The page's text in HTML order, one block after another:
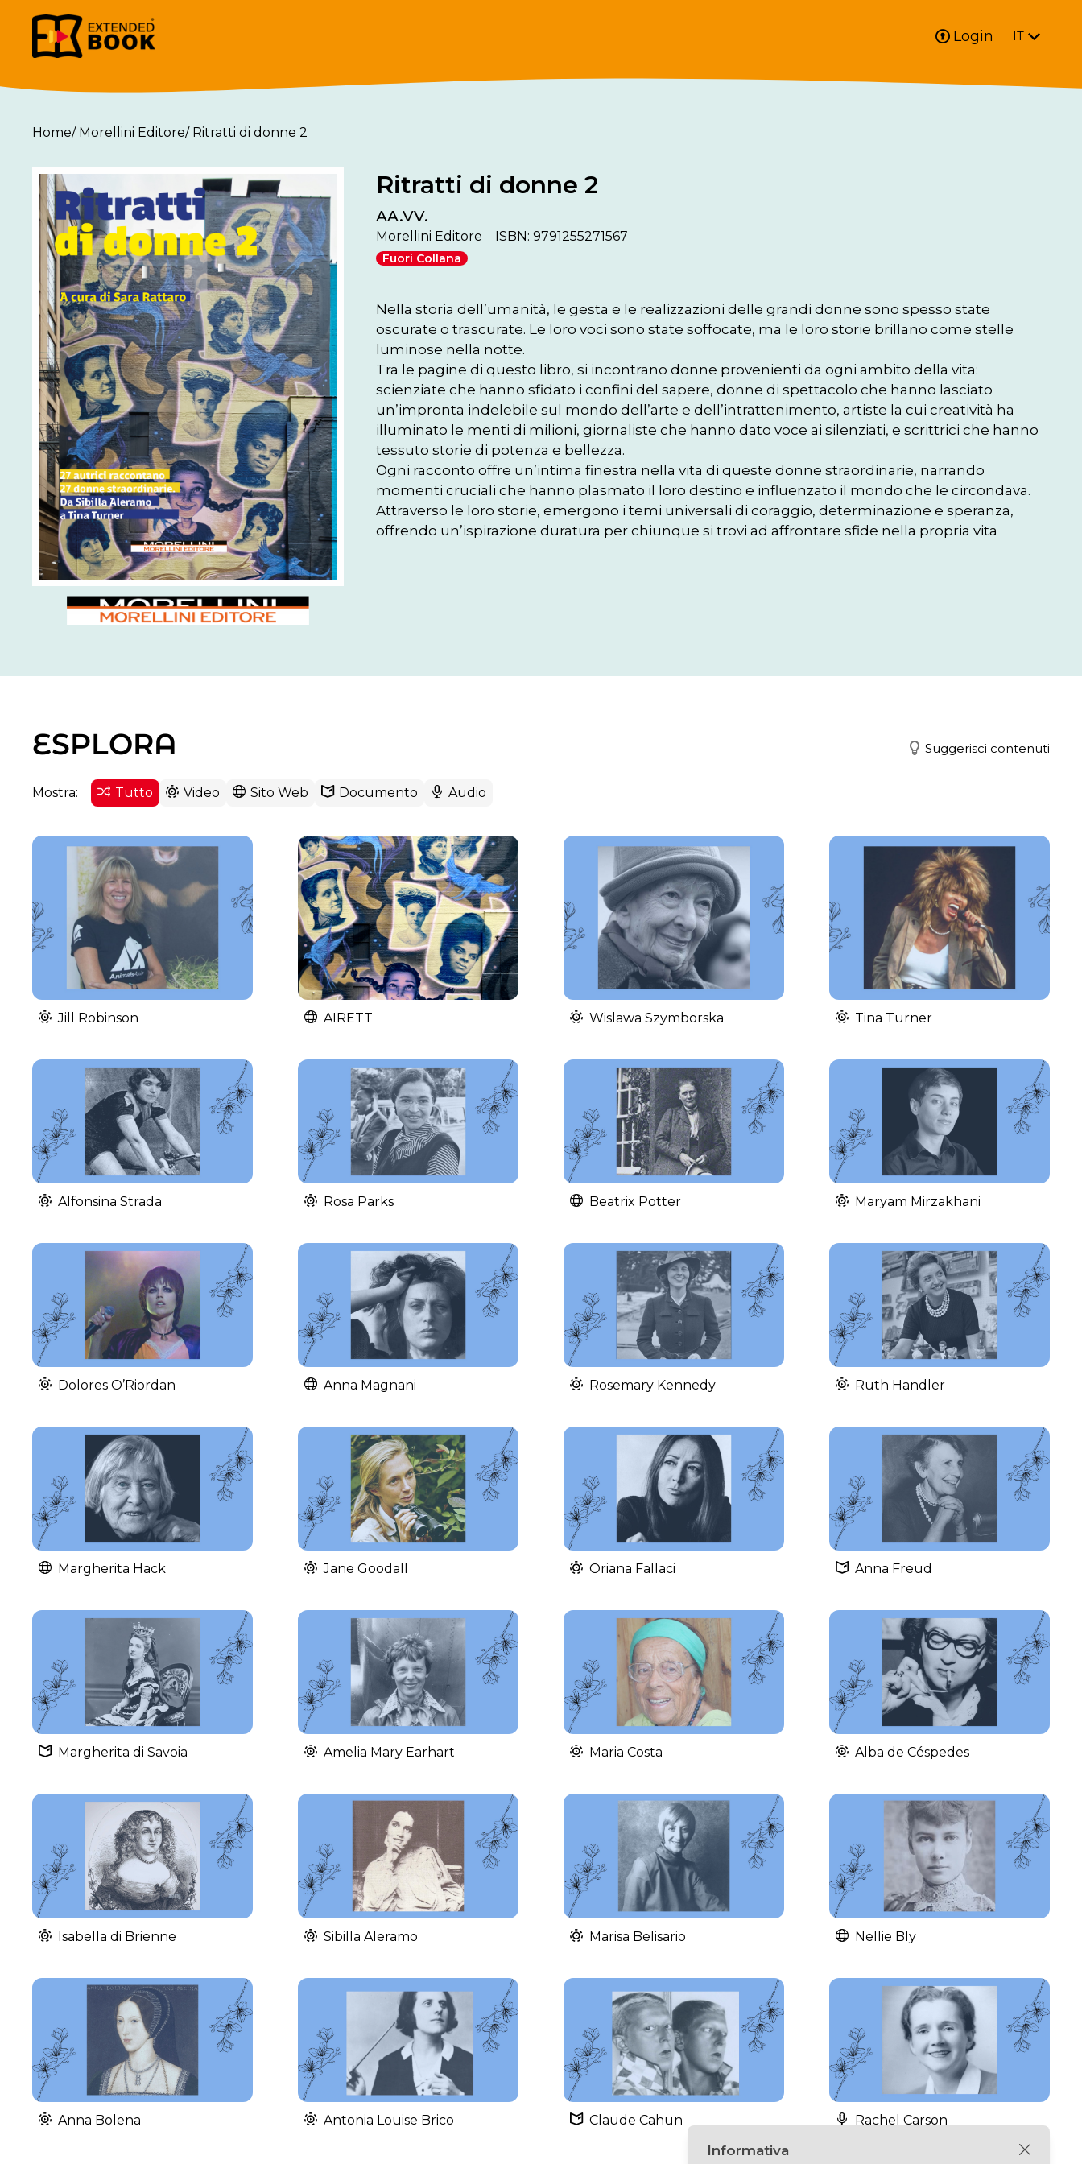
Login IT
Home/ Morellini Editore/ Ritratti di donne 2
Ritratti di donne 2
AA.VV.
Morellini Editore ISBN: 9791255271567
Fuori Collana
Nella storia dell’umanità, le gesta e le realizzazioni delle grandi donne sono spesso state
oscurate o trascurate. Le loro voci sono state soffocate, ma le loro storie brillano come stelle
luminose nella notte.
Tra le pagine di questo libro, si incontrano donne provenienti da ogni ambito della vita:
scienziate che hanno sfidato i confini del sapere, donne di spettacolo che hanno lasciato
un’impronta indelebile sul mondo dell’arte e dell’intrattenimento, artiste la cui creatività ha
illuminato le menti di milioni, giornaliste che hanno dato voce ai silenziati, e scrittrici che hanno
tessuto storie di potenza e bellezza.
Ogni racconto offre un’intima finestra nella vita di queste donne straordinarie, narrando
momenti cruciali che hanno plasmato il loro destino e influenzato il mondo che le circondava.
Attraverso le loro storie, emergono i temi universali di coraggio, determinazione e speranza,
offrendo un’ispirazione duratura per chiunque si trovi ad affrontare sfide nella propria vita
ESPLORA Suggerisci contenuti
Mostra: Tutto Video Sito Web Documento Audio
Jill Robinson AIRETT Wislawa Szymborska Tina Turner
Alfonsina Strada Rosa Parks Beatrix Potter Maryam Mirzakhani
Dolores O’Riordan Anna Magnani Rosemary Kennedy Ruth Handler
Margherita Hack Jane Goodall Oriana Fallaci Anna Freud
Margherita di Savoia Amelia Mary Earhart Maria Costa Alba de Céspedes
Isabella di Brienne Sibilla Aleramo Marisa Belisario Nellie Bly
Anna Bolena Antonia Louise Brico Claude Cahun Rachel Carson
Informativa